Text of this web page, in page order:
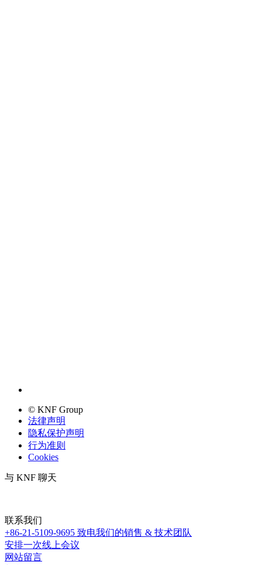
© KNF Group
法律声明
隐私保护声明
行为准则
Cookies
与 KNF 聊天
联系我们
+86-21-5109-9695 致电我们的销售 & 技术团队
安排一次线上会议
网站留言